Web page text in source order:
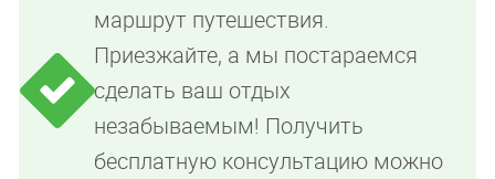
маршрут путешествия.
Приезжайте, а мы постараемся
сделать ваш отдых
незабываемым! Получить
бесплатную консультацию можно